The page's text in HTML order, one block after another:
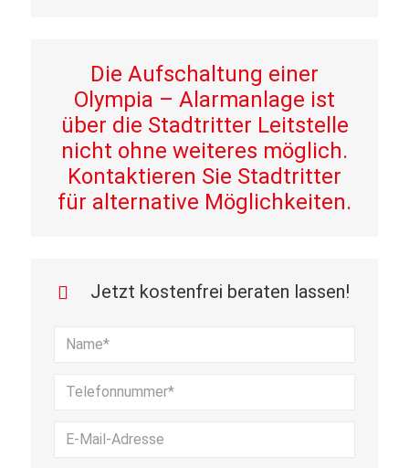
Die Aufschaltung einer
Olympia – Alarmanlage ist
über die Stadtritter Leitstelle
nicht ohne weiteres möglich.
Kontaktieren Sie Stadtritter
für alternative Möglichkeiten.
Jetzt kostenfrei beraten lassen!